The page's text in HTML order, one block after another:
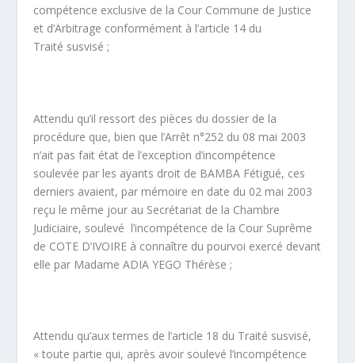
compétence exclusive de la Cour Commune de Justice
et d’Arbitrage conformément à l’article 14 du
Traité susvisé ;
Attendu qu’il ressort des pièces du dossier de la
procédure que, bien que l’Arrêt n°252 du 08 mai 2003
n’ait pas fait état de l’exception d’incompétence
soulevée par les ayants droit de BAMBA Fétigué, ces
derniers avaient, par mémoire en date du 02 mai 2003
reçu le même jour au Secrétariat de la Chambre
Judiciaire, soulevé l’incompétence de la Cour Suprême
de COTE D’IVOIRE à connaître du pourvoi exercé devant
elle par Madame ADIA YEGO Thérèse ;
Attendu qu’aux termes de l’article 18 du Traité susvisé,
« toute partie qui, après avoir soulevé l’incompétence